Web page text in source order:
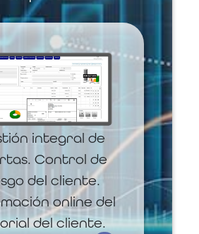
integral de
Control de
del cliente.
online del
del cliente.